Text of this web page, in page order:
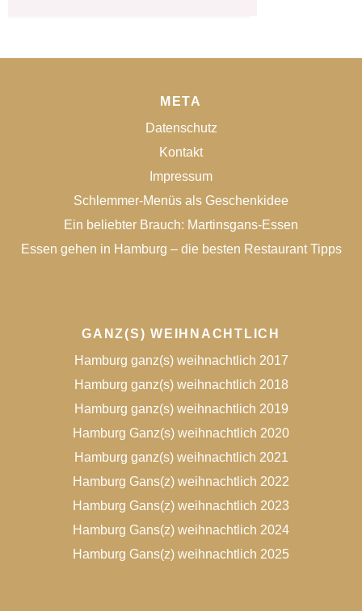
META
Datenschutz
Kontakt
Impressum
Schlemmer-Menüs als Geschenkidee
Ein beliebter Brauch: Martinsgans-Essen
Essen gehen in Hamburg – die besten Restaurant Tipps
GANZ(S) WEIHNACHTLICH
Hamburg ganz(s) weihnachtlich 2017
Hamburg ganz(s) weihnachtlich 2018
Hamburg ganz(s) weihnachtlich 2019
Hamburg Ganz(s) weihnachtlich 2020
Hamburg ganz(s) weihnachtlich 2021
Hamburg Gans(z) weihnachtlich 2022
Hamburg Gans(z) weihnachtlich 2023
Hamburg Gans(z) weihnachtlich 2024
Hamburg Gans(z) weihnachtlich 2025